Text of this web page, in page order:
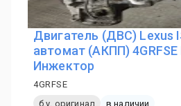
Двигатель (ДВС) Lexus
автомат (АКПП) 4GRFSE
Инжектор
4GRFSE
б.у. оригинал
в наличии